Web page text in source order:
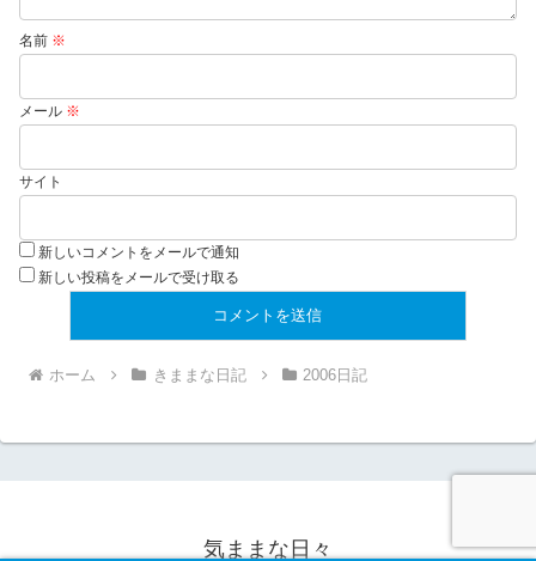
名前 ※
メール ※
サイト
新しいコメントをメールで通知
新しい投稿をメールで受け取る
ホーム きままな日記 2006日記
気ままな日々